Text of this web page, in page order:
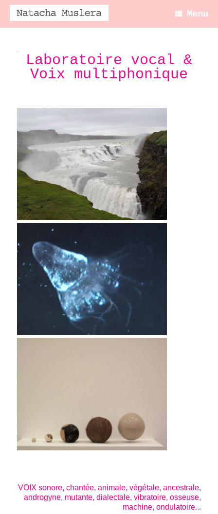
Skip
content
Menu
Laboratoire vocal &
Voix multiphonique
VOIX sonore, chantée, animale, végétale, ancestrale,
androgyne, mutante, dialectale, vibratoire, osseuse,
machine, ondulatoire...